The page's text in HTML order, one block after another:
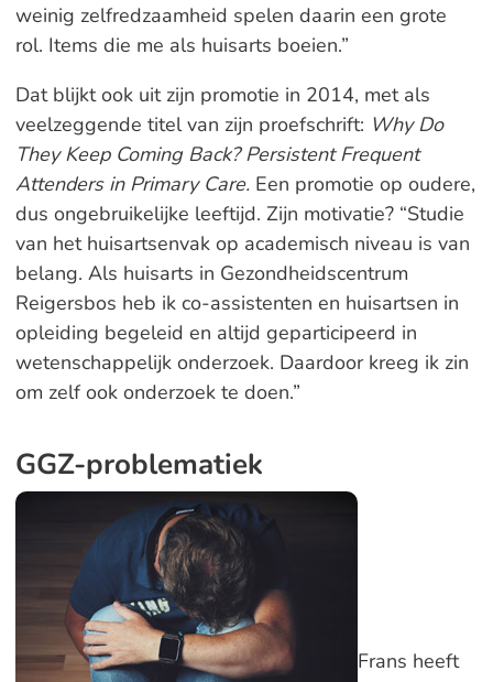
weinig zelfredzaamheid spelen daarin een grote
rol. Items die me als huisarts boeien.”
Dat blijkt ook uit zijn promotie in 2014, met als
veelzeggende titel van zijn proefschrift: Why Do
They Keep Coming Back? Persistent Frequent
Attenders in Primary Care.Een promotie op oudere,
dus ongebruikelijke leeftijd. Zijn motivatie? “Studie
van het huisartsenvak op academisch niveau is van
belang. Als huisarts in Gezondheidscentrum
Reigersbos heb ik co-assistenten en huisartsen in
opleiding begeleid en altijd geparticipeerd in
wetenschappelijk onderzoek. Daardoor kreeg ik zin
om zelf ook onderzoek te doen.”
GGZ-problematiek
Frans heeft